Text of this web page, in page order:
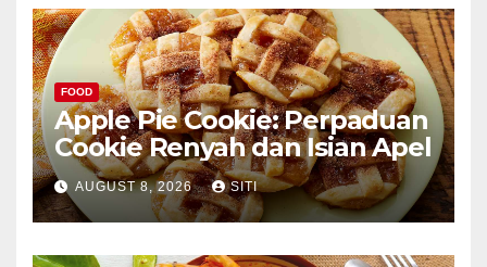
FOOD
Apple Pie Cookie: Perpaduan
Cookie Renyah dan Isian Apel
AUGUST 8, 2026 SITI